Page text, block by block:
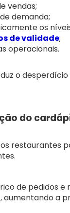
vendas;
demanda;
os
de validade;
operacionais.
o
do
os restaurantes
de pedidos
a